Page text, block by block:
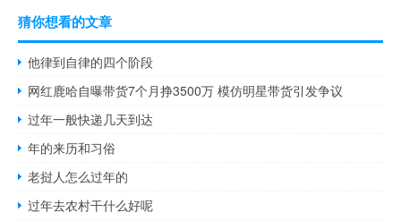
猜你想看的文章
他律到自律的四个阶段
网红鹿哈自曝带货7个月挣3500万 模仿明星带货引发争议
过年一般快递几天到达
年的来历和习俗
老挝人怎么过年的
过年去农村干什么好呢